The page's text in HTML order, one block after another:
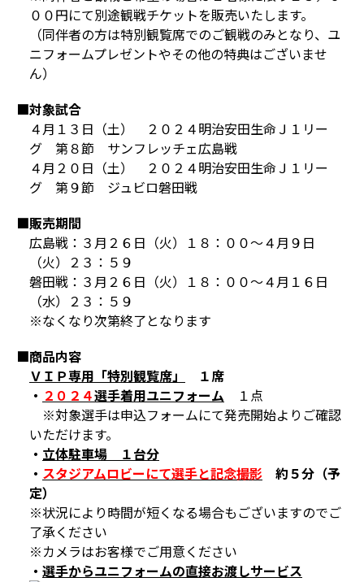
００円にて別途観戦チケットを販売いたします。
（同伴者の方は特別観覧席でのご観戦のみとなり、ユ
ニフォームプレゼントやその他の特典はございませ
ん）
■対象試合
４月１３日（土） ２０２４明治安田生命Ｊ１リー
グ 第８節 サンフレッチェ広島戦
４月２０日（土） ２０２４明治安田生命Ｊ１リー
グ 第９節 ジュビロ磐田戦
■販売期間
広島戦：３月２６日（火）１８：００～４月９日
（火）２３：５９
磐田戦：３月２６日（火）１８：００～４月１６日
（水）２３：５９
※なくなり次第終了となります
■商品内容
ＶＩＰ専用「特別観覧席」
１席
・ ２０２４選手着用ユニフォーム １点
※対象選手は申込フォームにて発売開始よりご確認
いただけます。
・ 立体駐車場 １台分
・ スタジアムロビーにて選手と記念撮影 約５分（予
定）
※状況により時間が短くなる場合もございますのでご
了承ください
※カメラはお客様でご用意ください
・ 選手からユニフォームの直接お渡しサービス